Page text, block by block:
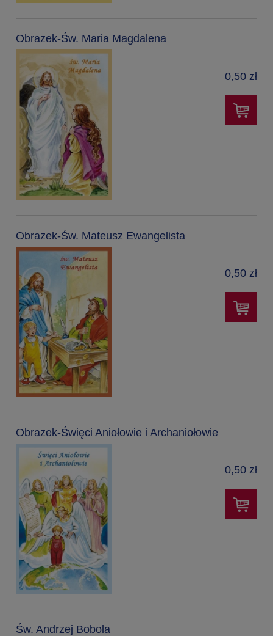
Obrazek-Św. Maria Magdalena
0,50 zł
Obrazek-Św. Mateusz Ewangelista
0,50 zł
Obrazek-Święci Aniołowie i Archaniołowie
0,50 zł
Św. Andrzej Bobola